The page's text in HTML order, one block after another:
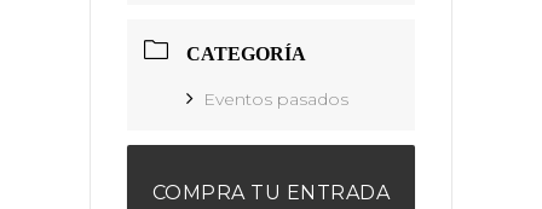
CATEGORÍA
Eventos pasados
COMPRA TU ENTRADA